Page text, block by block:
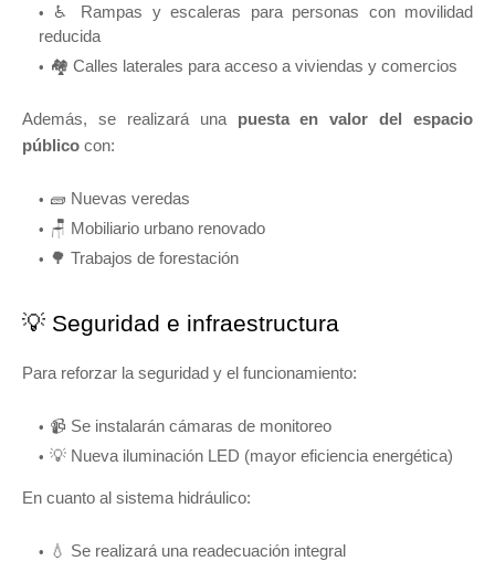
♿ Rampas y escaleras para personas con movilidad
reducida
🏘️ Calles laterales para acceso a viviendas y comercios
Además, se realizará una puesta en valor del espacio
público con:
🧱 Nuevas veredas
🪑 Mobiliario urbano renovado
🌳 Trabajos de forestación
💡 Seguridad e infraestructura
Para reforzar la seguridad y el funcionamiento:
📹 Se instalarán cámaras de monitoreo
💡 Nueva iluminación LED (mayor eficiencia energética)
En cuanto al sistema hidráulico:
💧 Se realizará una readecuación integral